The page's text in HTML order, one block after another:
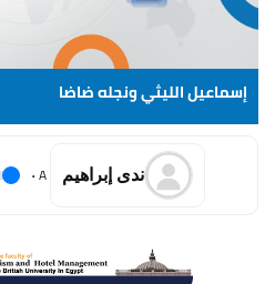
إسماعيل الليثي ونجله ضاضا
ندى إبراهيم A
.